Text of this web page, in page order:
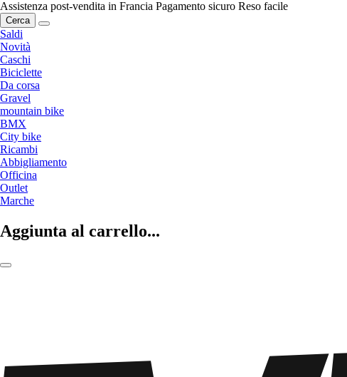
Assistenza post-vendita in Francia Pagamento sicuro Reso facile
Cerca
Saldi
Novità
Caschi
Biciclette
Da corsa
Gravel
mountain bike
BMX
City bike
Ricambi
Abbigliamento
Officina
Outlet
Marche
Aggiunta al carrello...